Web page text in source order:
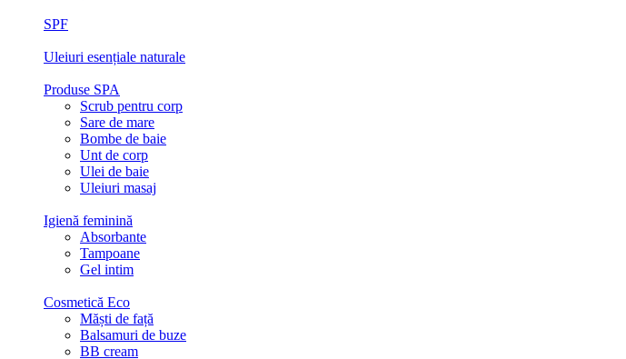
SPF
Uleiuri esențiale naturale
Produse SPA
Scrub pentru corp
Sare de mare
Bombe de baie
Unt de corp
Ulei de baie
Uleiuri masaj
Igienă feminină
Absorbante
Tampoane
Gel intim
Cosmetică Eco
Măști de față
Balsamuri de buze
BB cream